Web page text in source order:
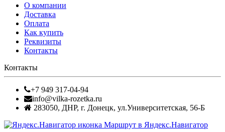
О компании
Доставка
Оплата
Как купить
Реквизиты
Контакты
Контакты
+7 949 317-04-94
info@vilka-rozetka.ru
283050, ДНР, г. Донецк, ул.Университетская, 56-Б
Маршрут в Яндекс.Навигатор